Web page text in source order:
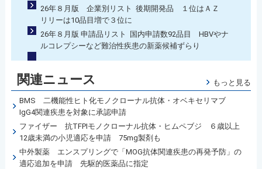
26年８月版 企業別リスト 後期開発品 １位はＡＺ
リリーは10品目増で３位に
26年８月版 申請品リスト 国内申請数92品目 HBVやナ
ルコレプシーなど難治性疾患の新薬候補ずらり
関連ニュース もっと見る
BMS 二機能性ヒト化モノクローナル抗体・オベキセリマブ
IgG4関連疾患を対象に承認申請
ファイザー 抗TFPIモノクローナル抗体・ヒムペブジ ６歳以上
12歳未満の小児適応を申請 75mg製剤も
中外製薬 エンスプリングで「MOG抗体関連疾患の再発予防」の
適応追加を申請 先駆的医薬品に指定